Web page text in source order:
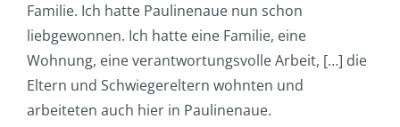
Familie. Ich hatte Paulinenaue nun schon
liebgewonnen. Ich hatte eine Familie, eine
Wohnung, eine verantwortungsvolle Arbeit, […] die
Eltern und Schwiegereltern wohnten und
arbeiteten auch hier in Paulinenaue.